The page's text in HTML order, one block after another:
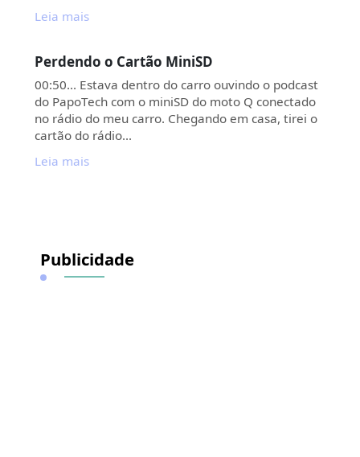
Leia mais
Perdendo o Cartão MiniSD
00:50… Estava dentro do carro ouvindo o podcast
do PapoTech com o miniSD do moto Q conectado
no rádio do meu carro. Chegando em casa, tirei o
cartão do rádio…
Leia mais
Publicidade